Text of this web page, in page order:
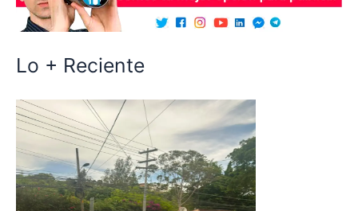
Lo + Reciente